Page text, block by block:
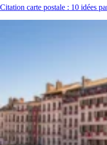
Citation carte postale : 10 idées